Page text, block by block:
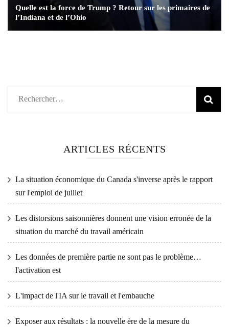
Quelle est la force de Trump ? Retour sur les primaires de
l’Indiana et de l’Ohio
Rechercher :
ARTICLES RÉCENTS
La situation économique du Canada s'inverse après le rapport
sur l'emploi de juillet
Les distorsions saisonnières donnent une vision erronée de la
situation du marché du travail américain
Les données de première partie ne sont pas le problème…
l'activation est
L'impact de l'IA sur le travail et l'embauche
Exposer aux résultats : la nouvelle ère de la mesure du